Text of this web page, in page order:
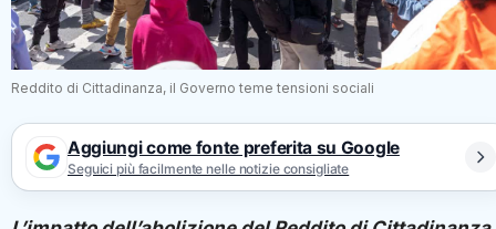
Reddito di Cittadinanza, il Governo teme tensioni sociali
Aggiungi come fonte preferita su Google
Seguici più facilmente nelle notizie consigliate